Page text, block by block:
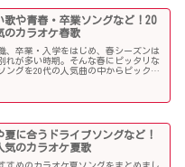
歌や青春・卒業ソングなど！20
のカラオケ春歌
、卒業・入学をはじめ、春シーズンは
れが多い時期。そんな春にピッタリな
ングを20代の人気曲の中からピックア
夏に合うドライブソングなど！
気のカラオケ夏歌